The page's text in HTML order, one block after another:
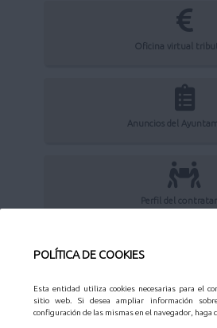
POLÍTICA DE COOKIES
Esta entidad utiliza cookies necesarias para el
sitio web. Si desea ampliar información
configuración de las mismas en el navegador, haga
Oficina virtual
Anuncios del
Perfil del